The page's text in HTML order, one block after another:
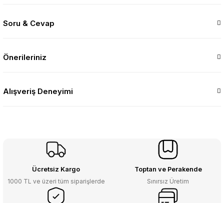
Soru & Cevap
Önerileriniz
Alışveriş Deneyimi
Ücretsiz Kargo
1000 TL ve üzeri tüm siparişlerde
Toptan ve Perakende
Sınırsız Üretim